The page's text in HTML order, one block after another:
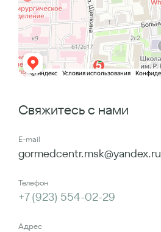
Свяжитесь с нами
E-mail
gormedcentr.msk@yandex.ru
Телефон
+7 (923) 554-02-29
Адрес